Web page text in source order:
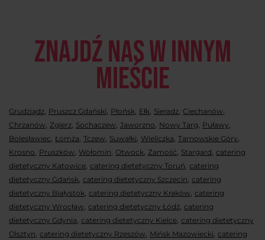
Znajdź nas w innym
mieście
Grudziądz, Pruszcz Gdański, Płońsk, Ełk, Sieradz, Ciechanów,
Chrzanów, Zgierz, Sochaczew, Jaworzno, Nowy Targ, Puławy,
Bolesławiec, Łomża, Tczew, Suwałki, Wieliczka, Tarnowskie Góry,
Krosno, Pruszków, Wołomin, Otwock, Zamość, Stargard, catering
dietetyczny Katowice, catering dietetyczny Toruń, catering
dietetyczny Gdańsk, catering dietetyczny Szczecin, catering
dietetyczny Białystok, catering dietetyczny Kraków, catering
dietetyczny Wrocław, catering dietetyczny Łódź, catering
dietetyczny Gdynia, catering dietetyczny Kielce, catering dietetyczny
Olsztyn, catering dietetyczny Rzeszów, Mińsk Mazowiecki, catering